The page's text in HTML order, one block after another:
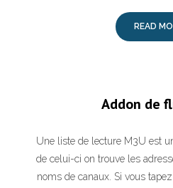
READ
Addon de
Une liste de lecture M3U est
de celui-ci on trouve les
noms de canaux. Si vous